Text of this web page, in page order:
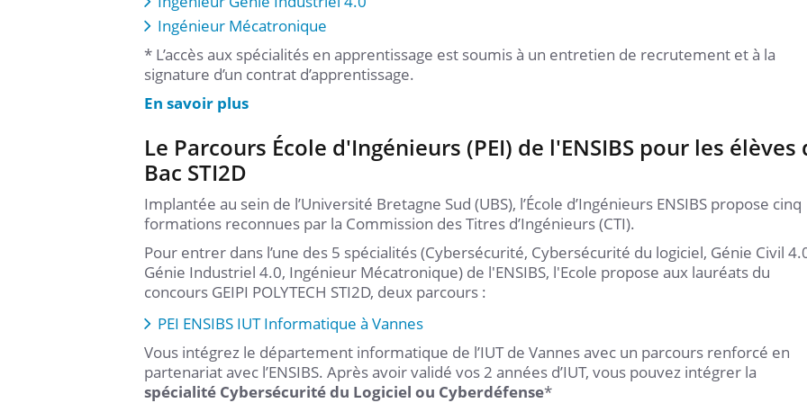
Ingénieur Mécatronique
* L’accès aux spécialités en apprentissage est soumis à un entretien de recrutement et à la
signature d’un contrat d’apprentissage.
En savoir plus
Le Parcours École d'Ingénieurs (PEI) de l'ENSIBS pour les élèves
Bac STI2D
Implantée au sein de l’Université Bretagne Sud (UBS), l’École d’Ingénieurs ENSIBS propose cinq
formations reconnues par la Commission des Titres d’Ingénieurs (CTI).
Pour entrer dans l’une des 5 spécialités (Cybersécurité, Cybersécurité du logiciel, Génie Civil
Génie Industriel 4.0, Ingénieur Mécatronique) de l'ENSIBS, l'Ecole propose aux lauréats du
concours GEIPI POLYTECH STI2D, deux parcours :
PEI ENSIBS IUT Informatique à Vannes
Vous intégrez le département informatique de l’IUT de Vannes avec un parcours renforcé en
partenariat avec l’ENSIBS. Après avoir validé vos 2 années d’IUT, vous pouvez intégrer la
spécialité Cybersécurité du Logiciel ou Cyberdéfense*